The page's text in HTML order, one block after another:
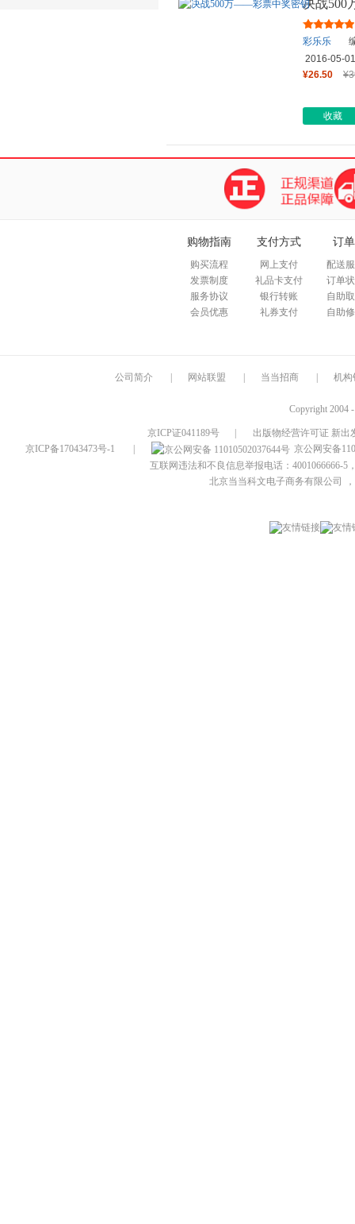
决战
彩乐乐
2016-05-01
¥26.50
收藏
购物指南
购买流程
发票制度
服务协议
会员优惠
支付方式
网上支付
礼品卡支付
银行转账
礼券支付
订
配送
订单
自助
自助
公司简介 网站联盟 当当招商 机构
Copyright 2004
京ICP证041189号
出版物经营许可证 新出
京ICP备17043473号-1
京公网安备
互联网违法和不良信息举报电话：4001066666-5
北京当当科文电子商务有限公司